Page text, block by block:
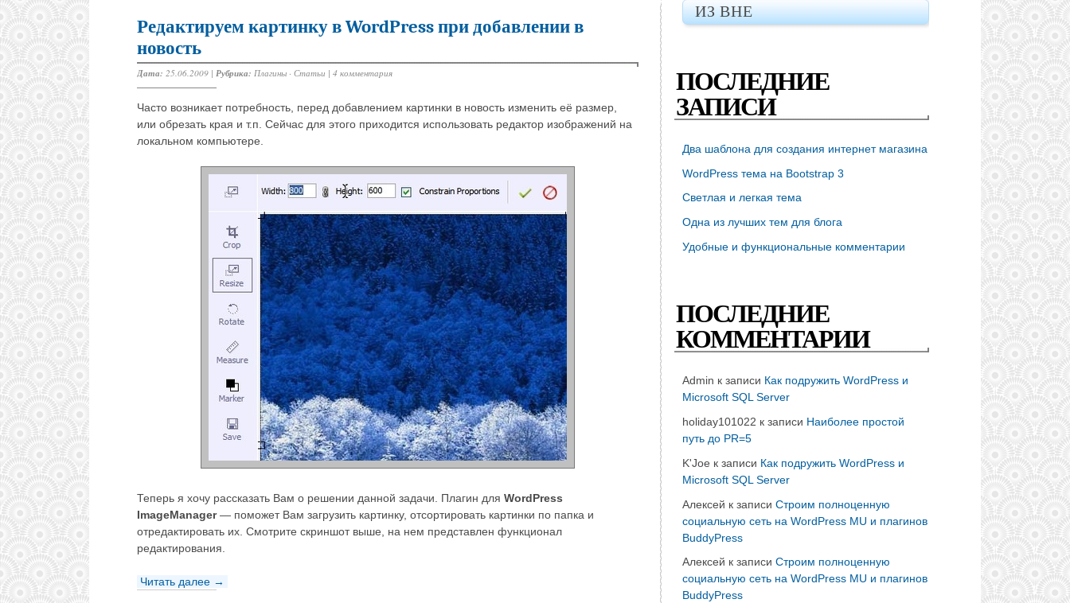
Редактируем картинку в WordPress при добавлении в
новость
Дата: 25.06.2009 | Рубрика: Плагины · Статьи | 4 комментария
Часто возникает потребность, перед добавлением картинки в новость изменить её размер,
или обрезать края и т.п. Сейчас для этого приходится использовать редактор изображений на
локальном компьютере.
Теперь я хочу рассказать Вам о решении данной задачи. Плагин для WordPress
ImageManager— поможет Вам загрузить картинку, отсортировать картинки по папка и
отредактировать их. Смотрите скриншот выше, на нем представлен функционал
редактирования.
Читать далее →
ИЗ ВНЕ
ПОСЛЕДНИЕ
ЗАПИСИ
Два шаблона для создания интернет магазина
WordPress тема на Bootstrap 3
Светлая и легкая тема
Одна из лучших тем для блога
Удобные и функциональные комментарии
ПОСЛЕДНИЕ
КОММЕНТАРИИ
Admin к записи Как подружить WordPress и
Microsoft SQL Server
holiday101022 к записи Наиболее простой
путь до PR=5
K'Joe к записи Как подружить WordPress и
Microsoft SQL Server
Алексей к записи Строим полноценную
социальную сеть на WordPress MU и плагинов
BuddyPress
Алексей к записи Строим полноценную
социальную сеть на WordPress MU и плагинов
BuddyPress